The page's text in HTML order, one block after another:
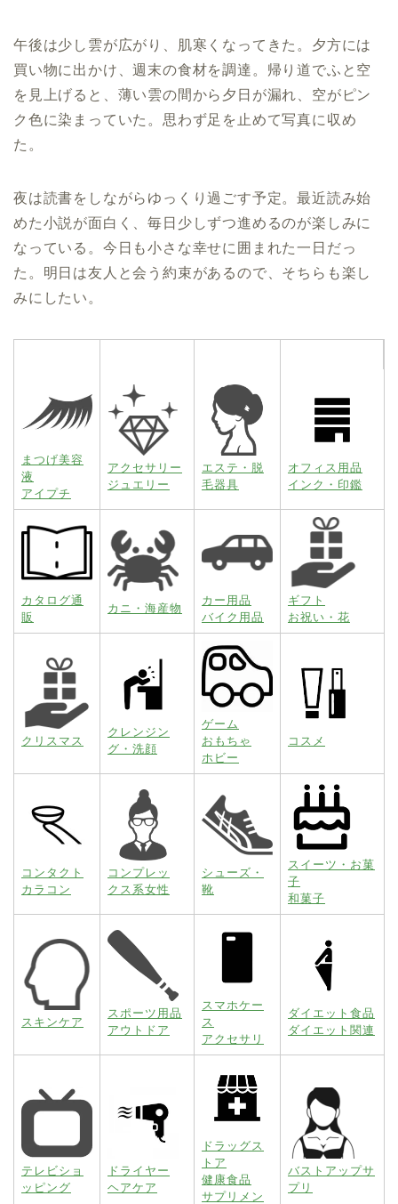
午後は少し雲が広がり、肌寒くなってきた。夕方には
買い物に出かけ、週末の食材を調達。帰り道でふと空
を見上げると、薄い雲の間から夕日が漏れ、空がピン
ク色に染まっていた。思わず足を止めて写真に収め
た。
夜は読書をしながらゆっくり過ごす予定。最近読み始
めた小説が面白く、毎日少しずつ進めるのが楽しみに
なっている。今日も小さな幸せに囲まれた一日だっ
た。明日は友人と会う約束があるので、そちらも楽し
みにしたい。
まつげ美容
液
アイプチ
アクセサリー
ジュエリー
エステ・脱
毛器具
オフィス用品
インク・印鑑
カタログ通
販
カニ・海産物
カー用品
バイク用品
ギフト
お祝い・花
クリスマス
クレンジン
グ・洗顔
ゲーム
おもちゃ
ホビー
コスメ
コンタクト
カラコン
コンプレッ
クス系女性
シューズ・
靴
スイーツ・お菓
子
和菓子
スキンケア
スポーツ用品
アウトドア
スマホケー
ス
アクセサリ
ダイエット食品
ダイエット関連
テレビショ
ッピング
ドライヤー
ヘアケア
ドラッグス
トア
健康食品
サプリメン
バストアップサ
プリ